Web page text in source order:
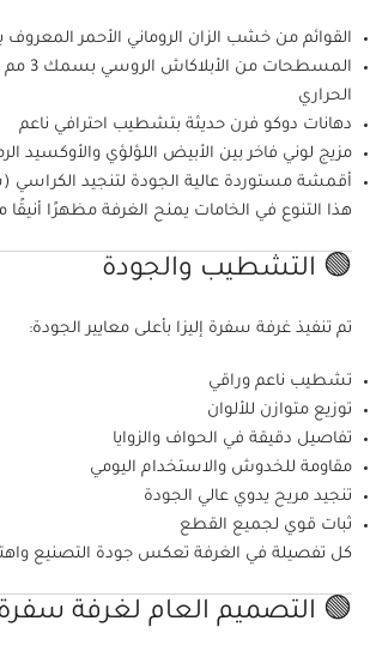
القوائم من خشب الزان الروماني الأحمر المعروف
المسطحات
الحراري
دهانات دوكو فرن حديثة بتشطيب احترافي ناعم
مزيج لوني فاخر بين الأبيض اللؤلؤي والأوكسيد
أقمشة مستوردة عالية الجودة لتنجيد
هذا التنوع في الخامات يمنح الغرفة مظهرًا
🟢 التشطيب والجودة
تم تنفيذ غرفة سفرة إليزا بأعلى معايير الجودة:
تشطيب ناعم وراقي
توزيع متوازن للألوان
تفاصيل دقيقة في الحواف والزوايا
مقاومة للخدوش والاستخدام اليومي
تنجيد مريح يدوي عالي الجودة
ثبات قوي لجميع القطع
كل تفصيلة في الغرفة تعكس جودة التصنيع
🟢 التصميم العام لغرفة سفرة